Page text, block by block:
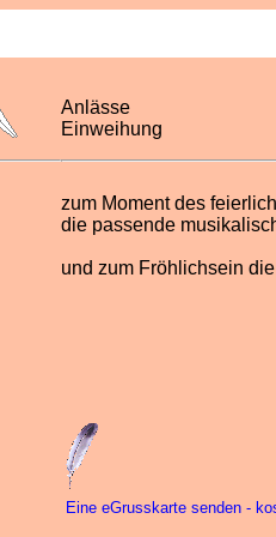
Anlässe
Einweihung
zum Moment des
die passende
und zum Fröhlichsein
Eine eGrusskarte senden -